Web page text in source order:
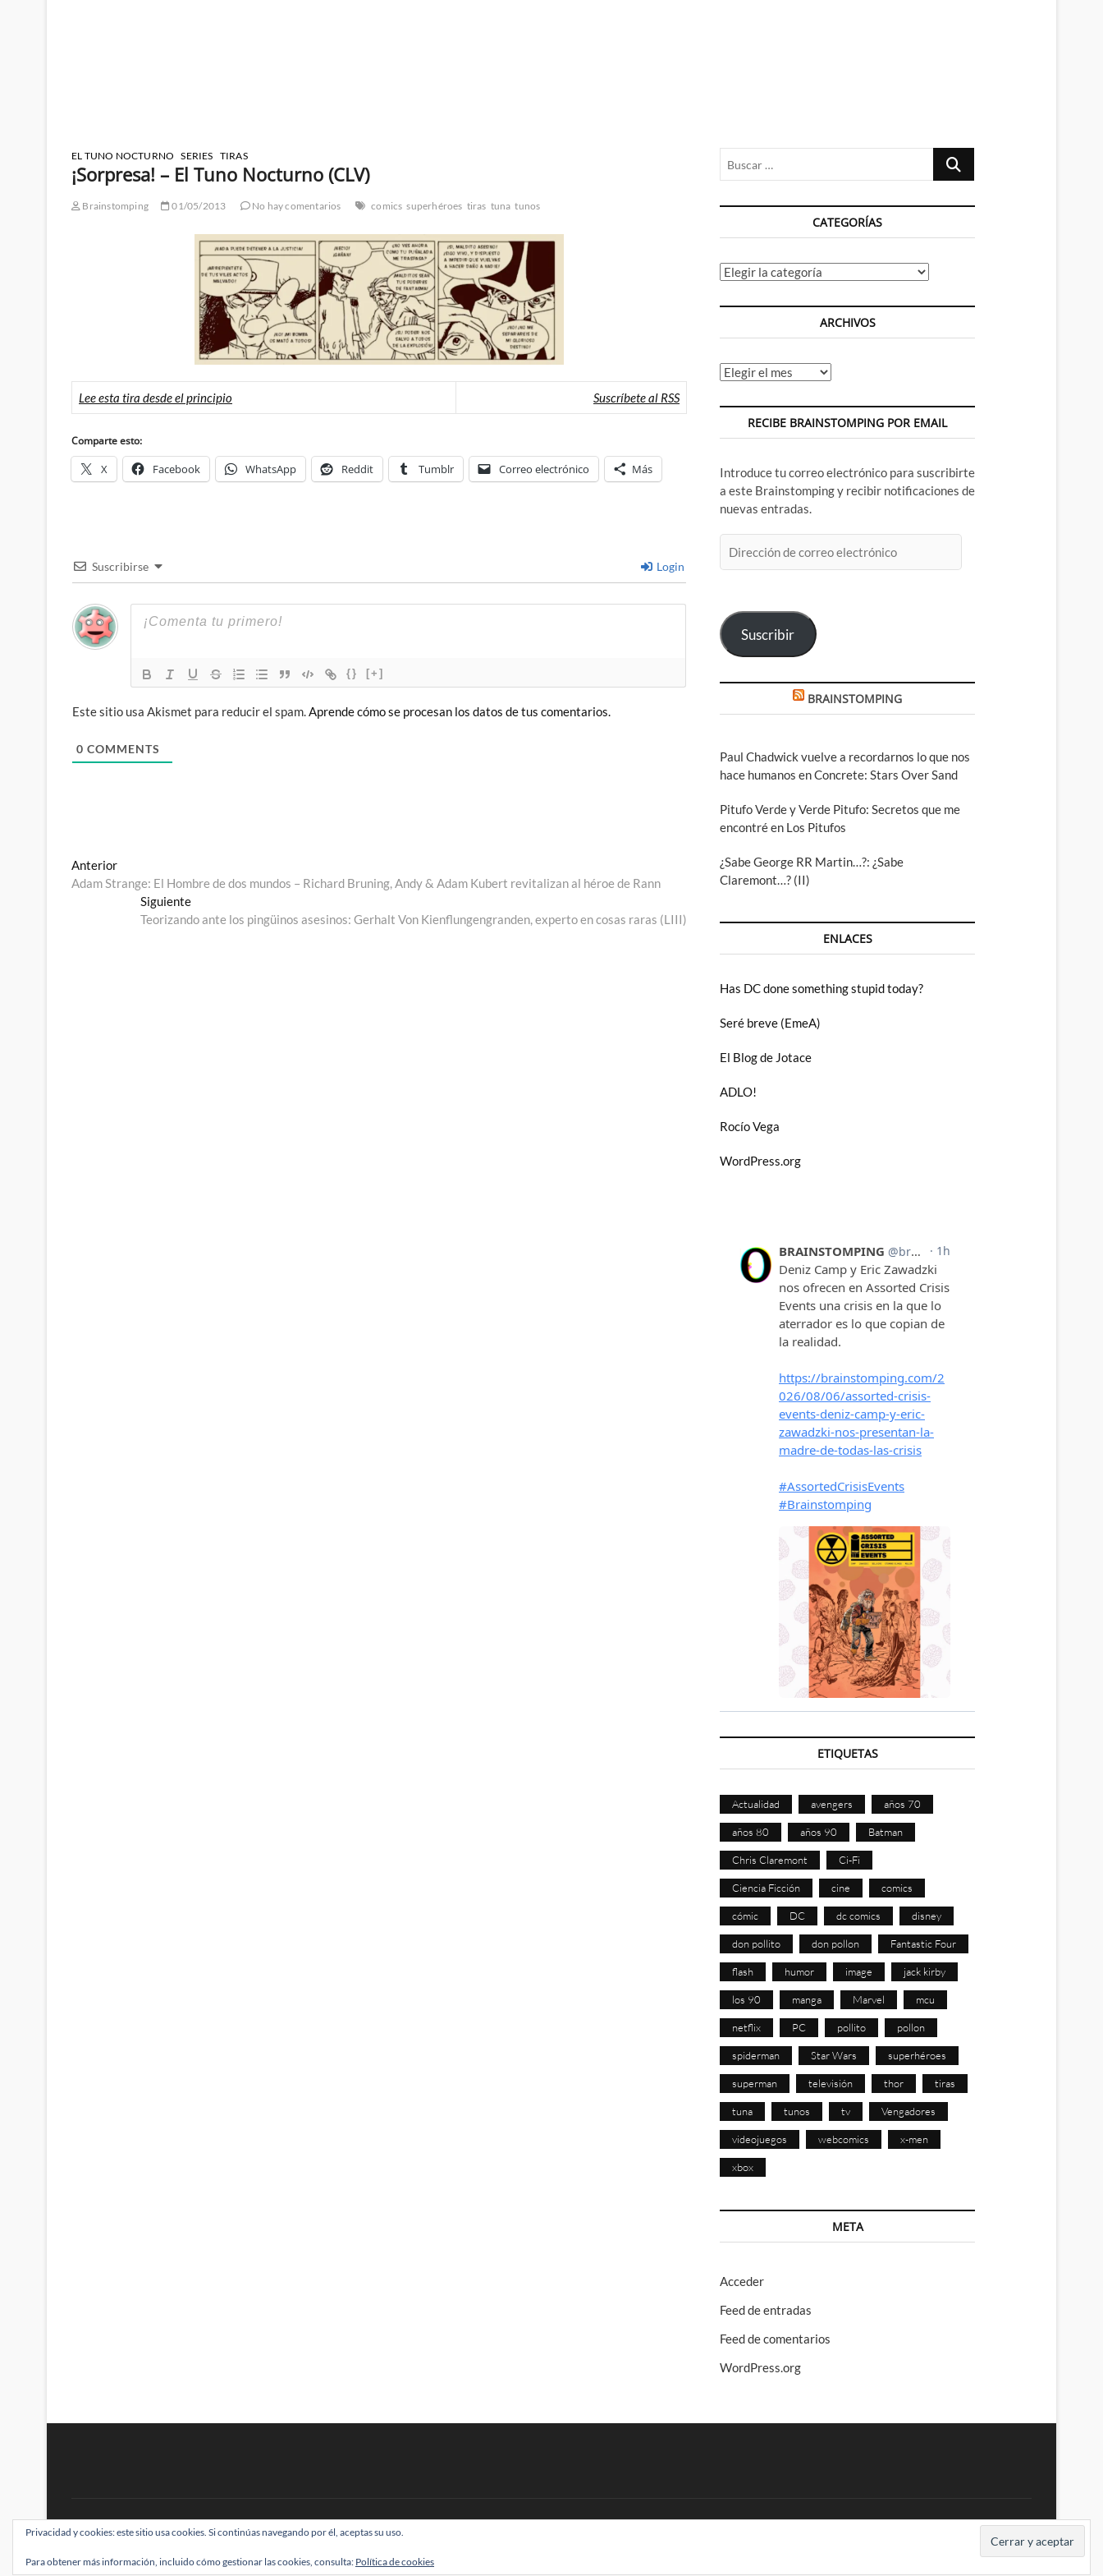
EL TUNO NOCTURNO SERIES TIRAS
¡Sorpresa! – El Tuno Nocturno (CLV)
Brainstomping 01/05/2013 No hay comentarios comics superhéroes tiras tuna tunos
Lee esta tira desde el principio Suscríbete al RSS
Comparte esto:
X Facebook WhatsApp Reddit Tumblr Correo electrónico Más
Suscribirse Login
{} [+]
Este sitio usa Akismet para reducir el spam.Aprende cómo se procesan los datos de tus comentarios.
0 COMMENTS
Navegación
de
entradas
AnteriorEntrada
anterior:
Adam Strange: El Hombre de dos mundos – Richard Bruning, Andy & Adam Kubert revitalizan al héroe de Rann
SiguienteEntrada
siguiente:
Teorizando ante los pingüinos asesinos: Gerhalt Von Kienflungengranden, experto en cosas raras (LIII)
Buscar
CATEGORÍAS
Categorías
ARCHIVOS
Archivos
RECIBE BRAINSTOMPING POR EMAIL
Introduce tu correo electrónico para suscribirte
a este Brainstomping y recibir notificaciones de
nuevas entradas.
de
Suscribir
BRAINSTOMPING
Paul Chadwick vuelve a recordarnos lo que nos
hace humanos en Concrete: Stars Over Sand
Pitufo Verde y Verde Pitufo: Secretos que me
encontré en Los Pitufos
¿Sabe George RR Martin…?: ¿Sabe
Claremont…? (II)
ENLACES
Has DC done something stupid today?
Seré breve (EmeA)
El Blog de Jotace
ADLO!
Rocío Vega
WordPress.org
ETIQUETAS
Actualidad avengers años 70
años 80 años 90 Batman
Chris Claremont Ci-Fi
Ciencia Ficción cine comics
cómic DC dc comics disney
don pollito don pollon Fantastic Four
flash humor image jack kirby
los 90 manga Marvel mcu
netflix PC pollito pollon
spiderman Star Wars superhéroes
superman televisión thor tiras
tuna tunos tv Vengadores
videojuegos webcomics x-men
xbox
META
Acceder
Feed de entradas
Feed de comentarios
WordPress.org
BRAINSTOMPING| Diseñado por:Theme Freesia|WordPress| © Todos los derechos reservados
Privacidad y cookies: este sitio usa cookies. Si continúas navegando por él, aceptas su uso.
Para obtener más información, incluido cómo gestionar las cookies, consulta: Política de cookies